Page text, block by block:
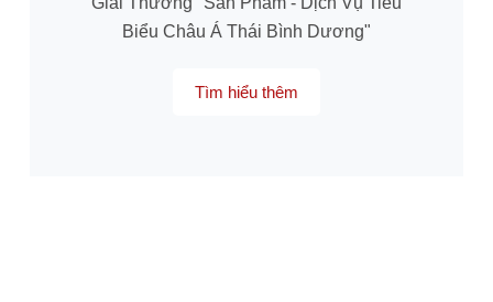
Biểu Châu Á Thái Bình Dương"
Tìm hiểu thêm